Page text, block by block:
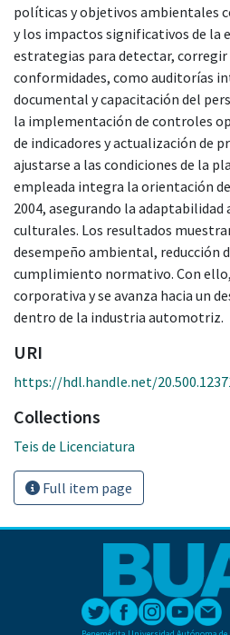
políticas y objetivos ambientales
y los impactos significativos de la
estrategias para detectar, corregir
conformidades, como auditorías
documental y capacitación del
la implementación de controles
de indicadores y actualización de
ajustarse a las condiciones de la
empleada integra la orientación
2004, asegurando la
culturales. Los resultados
desempeño ambiental, reducción
cumplimiento normativo. Con
corporativa y se avanza hacia un
dentro de la industria automotriz.
URI
https://hdl.handle.net/
Collections
Teis de Licenciatura
Full item page